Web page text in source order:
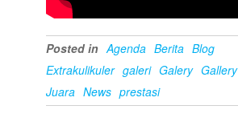
Posted in Agenda Berita Blog
Extrakulikuler galeri Galery Gallery
Juara News prestasi